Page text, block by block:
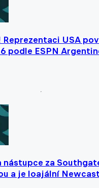
USA
podle ESPN
za
a je loajální